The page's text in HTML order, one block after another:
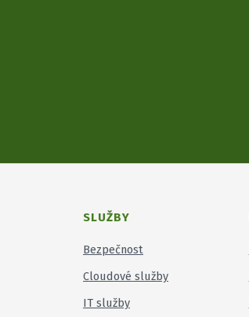
SLUŽBY
Bezpečnost
Cloudové služby
IT služby